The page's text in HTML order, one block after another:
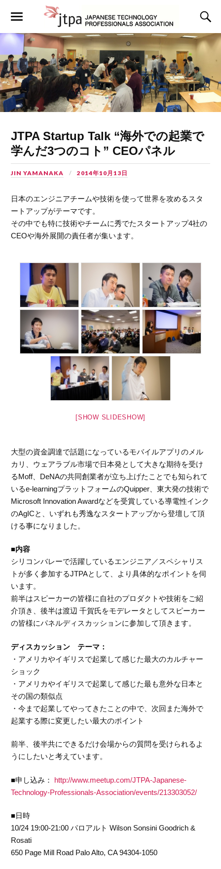
JTPA Startup Talk “海外での起業で
学んだ3つのコト” CEOパネル
JIN YAMANAKA 2014年10月13日
日本のエンジニアチームや技術を使って世界を攻めるスタ
ートアップがテーマです。
その中でも特に技術やチームに秀でたスタートアップ4社の
CEOや海外展開の責任者が集います。
[SHOW SLIDESHOW]
大型の資金調達で話題になっているモバイルアプリのメル
カリ、ウェアラブル市場で日本発として大きな期待を受け
るMoff、DeNAの共同創業者が立ち上げたことでも知られて
いるe-learningプラットフォームのQuipper、東大発の技術で
Microsoft Innovation Awardなどを受賞している導電性インク
のAgICと、いずれも秀逸なスタートアップから登壇して頂
ける事になりました。
■内容
シリコンバレーで活躍しているエンジニア／スペシャリス
トが多く参加するJTPAとして、より具体的なポイントを伺
います。
前半はスピーカーの皆様に自社のプロダクトや技術をご紹
介頂き、後半は渡辺 千賀氏をモデレータとしてスピーカー
の皆様にパネルディスカッションに参加して頂きます。
ディスカッション テーマ：
・アメリカやイギリスで起業して感じた最大のカルチャー
ショック
・アメリカやイギリスで起業して感じた最も意外な日本と
その国の類似点
・今まで起業してやってきたことの中で、次回また海外で
起業する際に変更したい最大のポイント
前半、後半共にできるだけ会場からの質問を受けられるよ
うにしたいと考えています。
■申し込み： http://www.meetup.com/JTPA-Japanese-
Technology-Professionals-Association/events/213303052/
■日時
10/24 19:00-21:00 パロアルト Wilson Sonsini Goodrich &
Rosati
650 Page Mill Road Palo Alto, CA 94304-1050